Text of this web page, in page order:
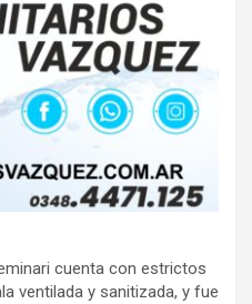
cuenta con estrictos
ventilada y sanitizada, y fue